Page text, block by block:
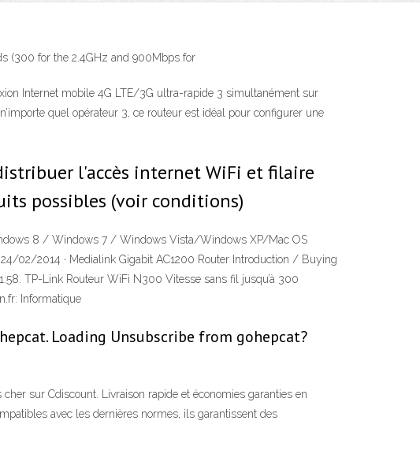
(300 for the 2.4GHz and 900Mbps for
Internet mobile 4G LTE/3G ultra-rapide 3 simultanément sur
quel opérateur 3, ce routeur est idéal pour configurer une
l'accès internet WiFi et filaire
possibles (voir conditions)
8 / Windows 7 / Windows Vista/Windows XP/Mac OS
02/2014 · Medialink Gigabit AC1200 Router Introduction / Buying
TP-Link Routeur WiFi N300 Vitesse sans fil jusqu’à 300
Informatique
Loading Unsubscribe from gohepcat?
sur Cdiscount. Livraison rapide et économies garanties en
avec les dernières normes, ils garantissent des